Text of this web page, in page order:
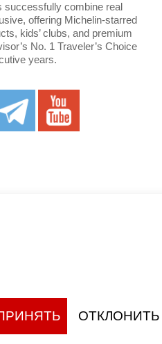
successfully combine real
offering Michelin-starred
kids’ clubs, and premium
No. 1 Traveler’s Choice
years.
данных
193877115 выдано 05.06.2025
ОТКЛОНИТЬ